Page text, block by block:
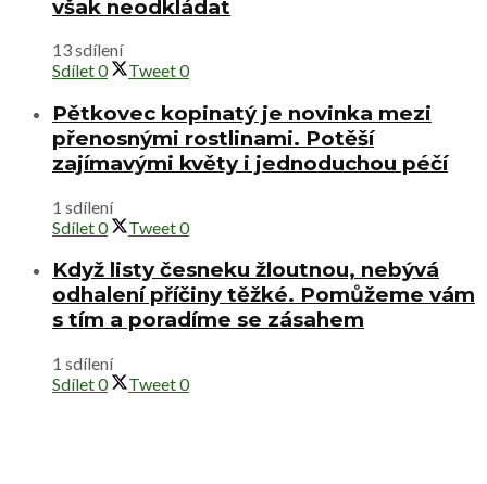
však neodkládat
13 sdílení
Sdílet0 Tweet0
Pětkovec kopinatý je novinka mezi
přenosnými rostlinami. Potěší
zajímavými květy i jednoduchou péčí
1 sdílení
Sdílet0 Tweet0
Když listy česneku žloutnou, nebývá
odhalení příčiny těžké. Pomůžeme vám
s tím a poradíme se zásahem
1 sdílení
Sdílet0 Tweet0